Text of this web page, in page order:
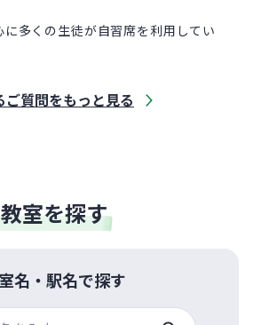
多くの生徒が自習席を利用してい
ご質問をもっと見る
教室を探す
名・駅名で探す